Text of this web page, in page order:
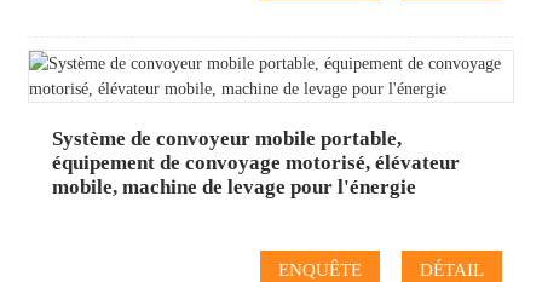
Système de convoyeur mobile portable,
équipement de convoyage motorisé, élévateur
mobile, machine de levage pour l'énergie
ENQUÊTE DÉTAIL